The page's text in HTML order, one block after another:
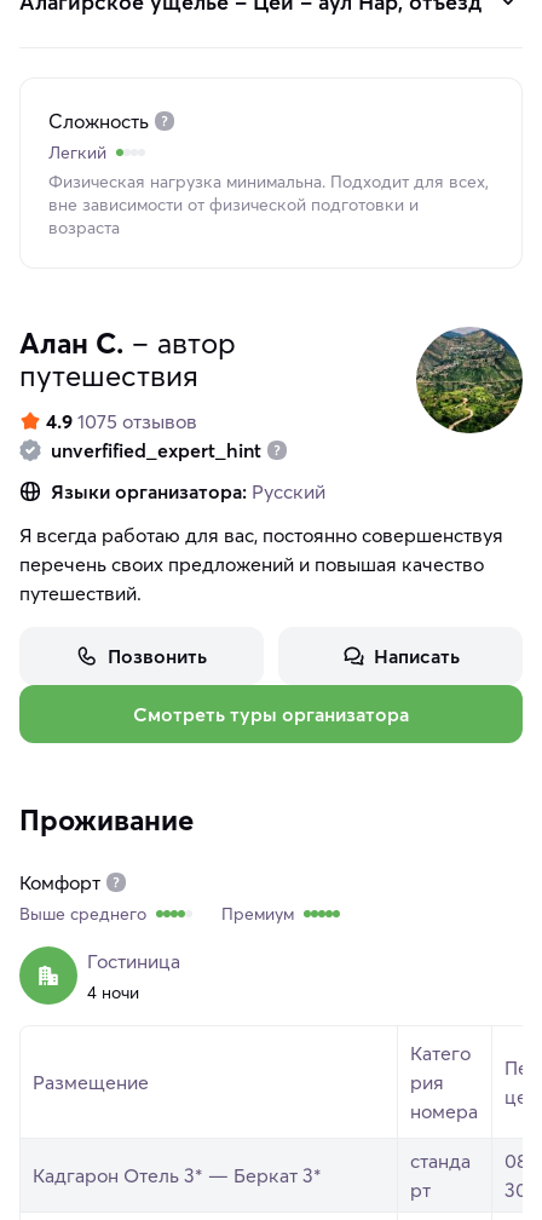
Сложность
Легкий
Физическая нагрузка минимальна. Подходит для всех,
вне зависимости от физической подготовки и
возраста
Алан С. – автор
путешествия
4.9 1075 отзывов
unverfified_expert_hint
Языки организатора: Русский
Я всегда работаю для вас, постоянно совершенствуя
перечень своих предложений и повышая качество
путешествий.
Позвонить Написать
Смотреть туры организатора
Проживание
Комфорт
Выше среднего Премиум
Гостиница
4 ночи
Размещение
Катего
рия
номера
Кадгарон Отель 3* — Беркат 3*
станда
рт